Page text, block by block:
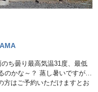
ち曇り最高気温31度、最低
のかな～？ 蒸し暑いですが…
方はご予約いただけますとお